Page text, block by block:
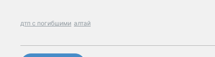
дтп с погибшими алтай